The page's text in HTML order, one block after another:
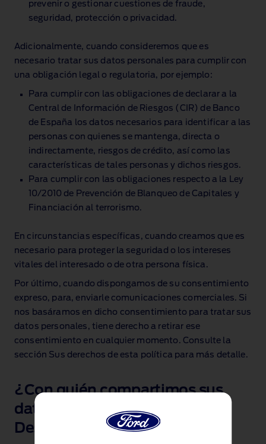
prevenir o gestionar cuestiones de fraude,
seguridad, protección o privacidad.
Adicionalmente, cuando consideremos que es
necesario tratar sus datos personales para cumplir con
una obligación legal o regulatoria, por ejemplo:
Para cumplir con las obligaciones de declarar a la
Central de Información de Riesgos (CIR) de Banco
de España los datos necesarios para identificar a las
personas con quienes se mantenga, directa o
indirectamente, riesgos de crédito, así como las
características de tales personas y dichos riesgos.
Para cumplir con las obligaciones respecto a la Ley
10/2010 de Prevención de Blanqueo de Capitales y
Financiación al terrorismo.
En circunstancias específicas, cuando creamos que es
necesario para proteger la seguridad o los intereses
vitales del interesado o de otra persona física.
Por último, cuando dispongamos de su consentimiento
expreso, para, enviarle comunicaciones comerciales. Si
nos basáramos en dicho consentimiento para tratar sus
datos personales, tiene derecho a retirar ese
consentimiento en cualquier momento. Consulte la
sección Sus derechos de esta política para más detalle.
¿Con quién compartimos sus
datos personales? –
Destinatarios de los datos